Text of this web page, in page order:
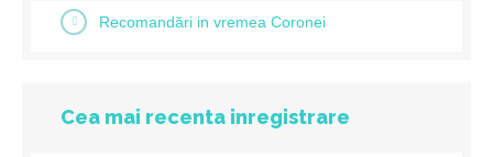
Recomandări in vremea Coronei
Cea mai recenta inregistrare